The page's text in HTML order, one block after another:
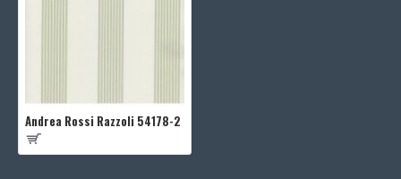
Andrea Rossi Razzoli 54178-2